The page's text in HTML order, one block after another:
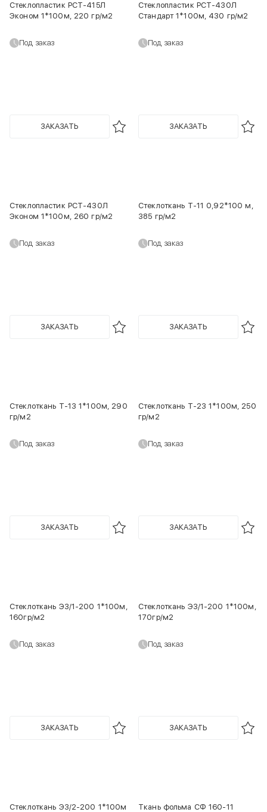
Стеклопластик РСТ-415Л
Эконом 1*100м, 220 гр/м2
Под заказ
ЗАКАЗАТЬ
Стеклопластик РСТ-430Л
Стандарт 1*100м, 430 гр/м2
Под заказ
ЗАКАЗАТЬ
Стеклопластик РСТ-430Л
Эконом 1*100м, 260 гр/м2
Под заказ
ЗАКАЗАТЬ
Стеклоткань Т-11 0,92*100 м,
385 гр/м2
Под заказ
ЗАКАЗАТЬ
Стеклоткань Т-13 1*100м, 290
гр/м2
Под заказ
ЗАКАЗАТЬ
Стеклоткань Т-23 1*100м, 250
гр/м2
Под заказ
ЗАКАЗАТЬ
Стеклоткань Э3/1-200 1*100м,
160гр/м2
Под заказ
ЗАКАЗАТЬ
Стеклоткань Э3/1-200 1*100м,
170гр/м2
Под заказ
ЗАКАЗАТЬ
Стеклоткань Э3/2-200 1*100м Ткань фольма СФ 160-11